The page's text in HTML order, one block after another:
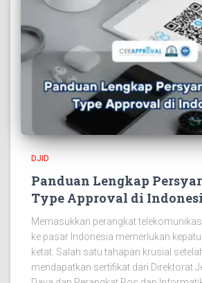
DJID
Panduan Lengkap
Type Approval di
Memasukkan perangkat
ke pasar Indonesia memerlukan
ketat. Salah satu tahapan krusial
mendapatkan sertifikat dari Direktorat